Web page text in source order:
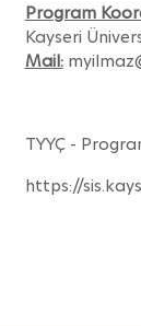
Program
Kayseri
Mail:
TYYÇ -
https://